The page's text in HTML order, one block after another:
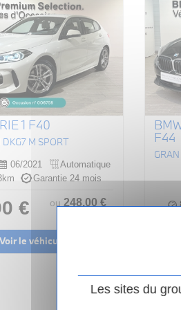
1 F40
DKG7 M SPORT
06/2021
Automatique
Garantie 24 mois
€ ou248.00 €
Voir le véhicule
F44
Les sites du